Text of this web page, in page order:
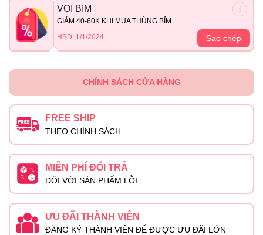
VOI BIM
GIẢM 40-60K KHI MUA THÙNG BỈM
HSD: 1/1/2024
Sao chép
CHÍNH SÁCH CỬA HÀNG
FREE SHIP
THEO CHÍNH SÁCH
MIỄN PHÍ ĐỔI TRẢ
ĐỐI VỚI SẢN PHẨM LỖI
ƯU ĐÃI THÀNH VIÊN
ĐĂNG KÝ THÀNH VIÊN ĐỂ ĐƯỢC ƯU ĐÃI LỚN